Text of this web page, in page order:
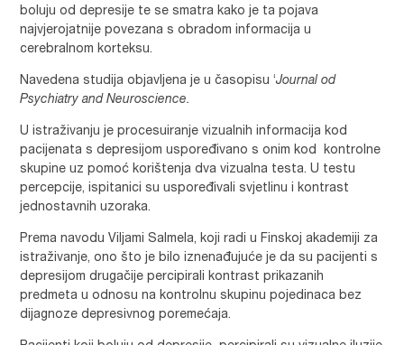
boluju od depresije te se smatra kako je ta pojava
najvjerojatnije povezana s obradom informacija u
cerebralnom korteksu.
Navedena studija objavljena je u časopisu ‘Journal od
Psychiatry and Neuroscience.
U istraživanju je procesuiranje vizualnih informacija kod
pacijenata s depresijom uspoređivano s onim kod kontrolne
skupine uz pomoć korištenja dva vizualna testa. U testu
percepcije, ispitanici su uspoređivali svjetlinu i kontrast
jednostavnih uzoraka.
Prema navodu Viljami Salmela, koji radi u Finskoj akademiji za
istraživanje, ono što je bilo iznenađujuće je da su pacijenti s
depresijom drugačije percipirali kontrast prikazanih
predmeta u odnosu na kontrolnu skupinu pojedinaca bez
dijagnoze depresivnog poremećaja.